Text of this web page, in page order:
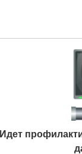
Идет